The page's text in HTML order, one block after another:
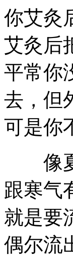
你艾灸
艾灸后
平常你
去，但
可是你
像夏
跟寒气
就是要
偶尔流